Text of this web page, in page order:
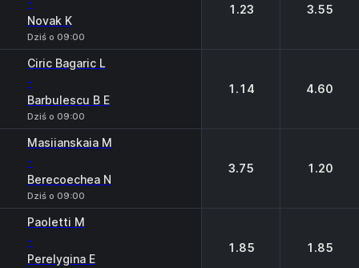
Novak K
Dziś o 09:00
1.23 3.55
Ciric Bagaric L
-
Barbulescu B E
Dziś o 09:00
1.14 4.60
Masiianskaia M
-
Berecoechea N
Dziś o 09:00
3.75 1.20
Paoletti M
-
Perelygina E
1.85 1.85